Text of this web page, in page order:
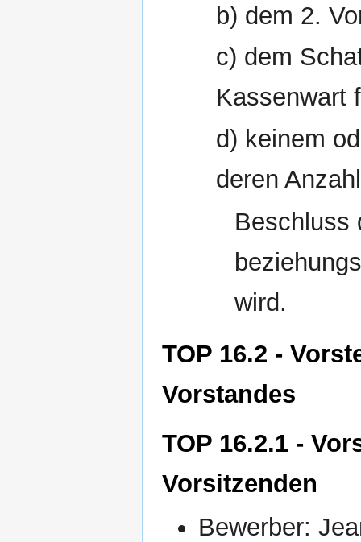
b) dem 2.
c) dem
Kassenwart
d) keinem
deren
Beschluss
wird.
TOP 16.2 -
Vorstandes
TOP 16.2.1 -
Vorsitzenden
Bewerber: